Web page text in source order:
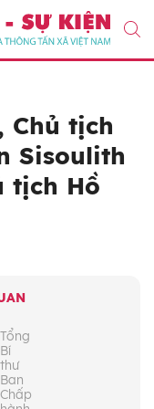
Chủ tịch
Sisoulith
tịch Hồ
Tổng
Bí
thư
Ban
Chấp